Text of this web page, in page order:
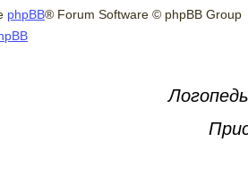
phpBB® Forum Software © phpBB Group